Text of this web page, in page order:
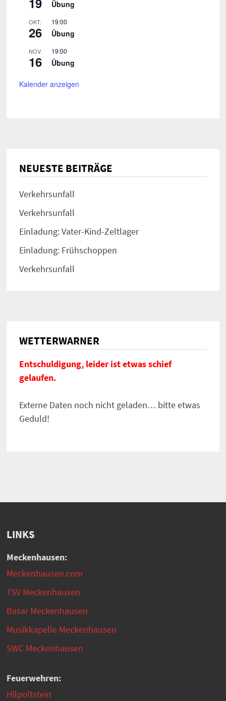
Übung
OKT.
26
19:00
Übung
NOV.
16
19:00
Übung
Kalender anzeigen
NEUESTE BEITRÄGE
Verkehrsunfall
Verkehrsunfall
Einladung: Vater-Kind-Zeltlager
Einladung: Frühschoppen
Verkehrsunfall
WETTERWARNER
Entschuldigung, leider ist etwas schief
gelaufen.
Externe Daten noch nicht geladen… bitte etwas
Geduld!
LINKS
Meckenhausen:
Meckenhausen.com
TSV Meckenhausen
Basar Meckenhausen
Musikkapelle Meckenhausen
SWC Meckenhausen
Feuerwehren:
Hilpoltstein